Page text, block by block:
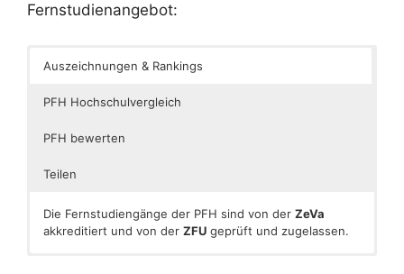
Fernstudienangebot:
Auszeichnungen & Rankings
PFH Hochschulvergleich
PFH bewerten
Teilen
Die Fernstudiengänge der PFH sind von der ZeVa
akkreditiert und von der ZFU geprüft und zugelassen.